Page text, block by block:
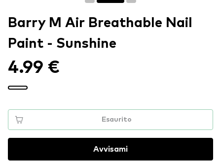
Barry M Air Breathable Nail
Paint - Sunshine
4.99 €
Esaurito
Avvisami